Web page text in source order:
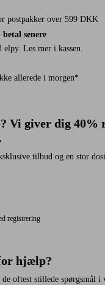
postpakker over 599 DKK
senere
elpy. Les mer i kassen.
allerede i morgen*
Vi giver dig 40%
tilbud og en stor
registrering
hjælp?
oftest stillede spørgsmål i